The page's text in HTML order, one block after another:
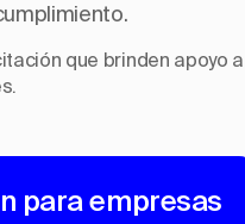
que brinden apoyo a
para empresas